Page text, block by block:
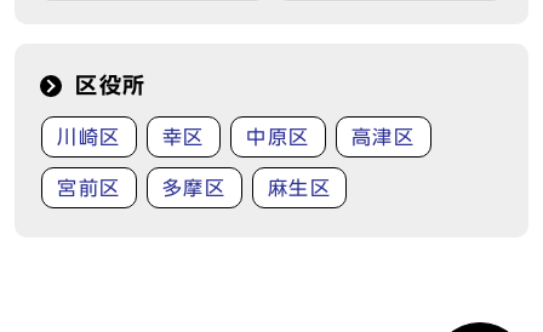
区役所
川崎区 幸区 中原区 高津区
宮前区 多摩区 麻生区